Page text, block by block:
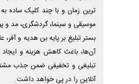
ترین زمان و با چند کلیک ساده
موسیقی و سینما، گردشگری، مد و
بستر تبلیغ بر پایه بن هدیه و
آن‌ها، باعث کاهش هزینه و
تبلیغی و تخفیفی ضمن جذب
آنلاین را در پی خواهد داشت.